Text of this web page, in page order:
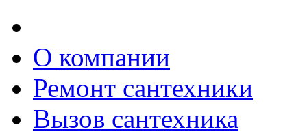
О компании
Ремонт сантехники
Вызов сантехника